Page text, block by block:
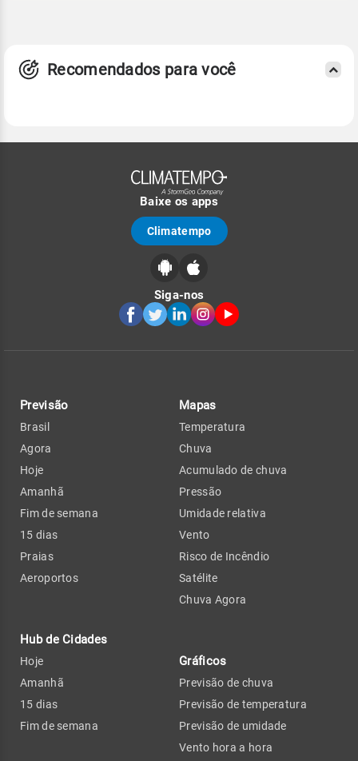
Recomendados para você
Baixe os apps
Climatempo
Siga-nos
Previsão
Brasil
Agora
Hoje
Amanhã
Fim de semana
15 dias
Praias
Aeroportos
Hub de Cidades
Hoje
Amanhã
15 dias
Fim de semana
Mapas
Temperatura
Chuva
Acumulado de chuva
Pressão
Umidade relativa
Vento
Risco de Incêndio
Satélite
Chuva Agora
Gráficos
Previsão de chuva
Previsão de temperatura
Previsão de umidade
Vento hora a hora